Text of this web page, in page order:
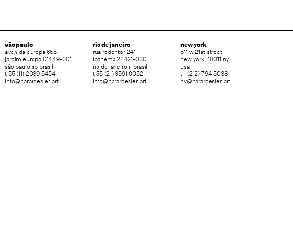
new york
511 w 21st street
new york, 10011 ny
usa
t 1 (212) 794 5038
ny@nararoesler.art
rio de janeiro
rua redentor 241
ipanema 22421-030
rio de janeiro rj brasil
t 55 (21) 3591 0052
info@nararoesler.art
são paulo
avenida europa 655
jardim europa 01449-001
são paulo sp brasil
t 55 (11) 2039 5454
info@nararoesler.art